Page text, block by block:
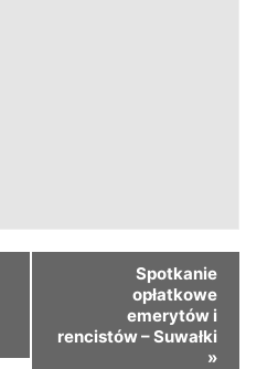
Spotkanie
opłatkowe
emerytów i
rencistów – Suwałki
»